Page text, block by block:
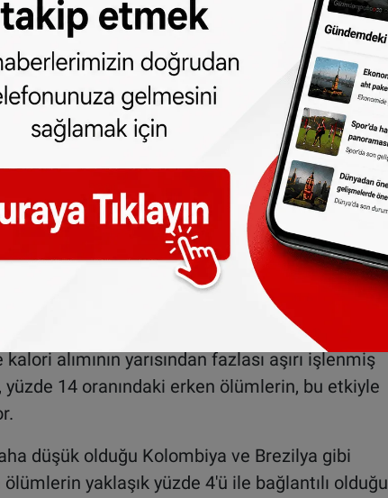
yanı sıra, hayatını nasıl yaşadığı, gelir
alışkanlıklarına ilişkin anketler ile sekiz
Şili, Kolombiya, Meksika, İngiltere ve ABD)
kullanılarak analiz edildi. Bu analizde,
ülkelerde erken ölüm riskinin daha yüksek
bu tür gıdaların doğrudan ölüme neden
alımının yarısından fazlası aşırı işlenmiş
14 oranındaki erken ölümlerin, bu etkiyle
düşük olduğu Kolombiya ve Brezilya gibi
yaklaşık yüzde 4'ü ile bağlantılı olduğu